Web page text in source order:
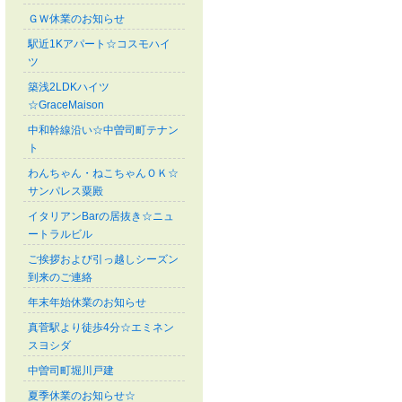
ＧＷ休業のお知らせ
駅近1Kアパート☆コスモハイ
ツ
築浅2LDKハイツ
☆GraceMaison
中和幹線沿い☆中曽司町テナン
ト
わんちゃん・ねこちゃんＯＫ☆
サンパレス粟殿
イタリアンBarの居抜き☆ニュ
ートラルビル
ご挨拶および引っ越しシーズン
到来のご連絡
年末年始休業のお知らせ
真菅駅より徒歩4分☆エミネン
スヨシダ
中曽司町堀川戸建
夏季休業のお知らせ☆